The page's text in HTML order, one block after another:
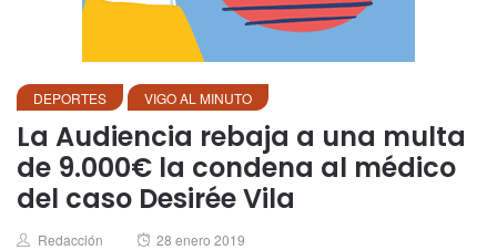
DEPORTES VIGO AL MINUTO
La Audiencia rebaja a una multa
de 9.000€ la condena al médico
del caso Desirée Vila
Author
Redacción
Posted
28 enero 2019